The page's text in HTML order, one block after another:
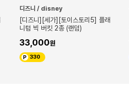
디즈니 / disney
[디즈니][세가][토이스토리5] 플래
니텀 빅 버킷 2종 (랜덤)
33,000
330